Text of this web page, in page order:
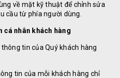
về mặt kỹ thuật để chỉnh sửa
cầu từ phía người dùng.
cá nhân khách hàng
tin của Quý khách hàng
tin của mỗi khách hàng chỉ